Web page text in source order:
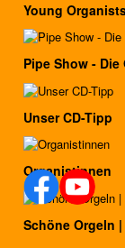
Young
Pipe Show -
Unser CD-Tipp
Organistinnen
Schöne Orgeln